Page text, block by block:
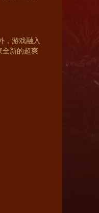
，游戏融入
全新的超爽